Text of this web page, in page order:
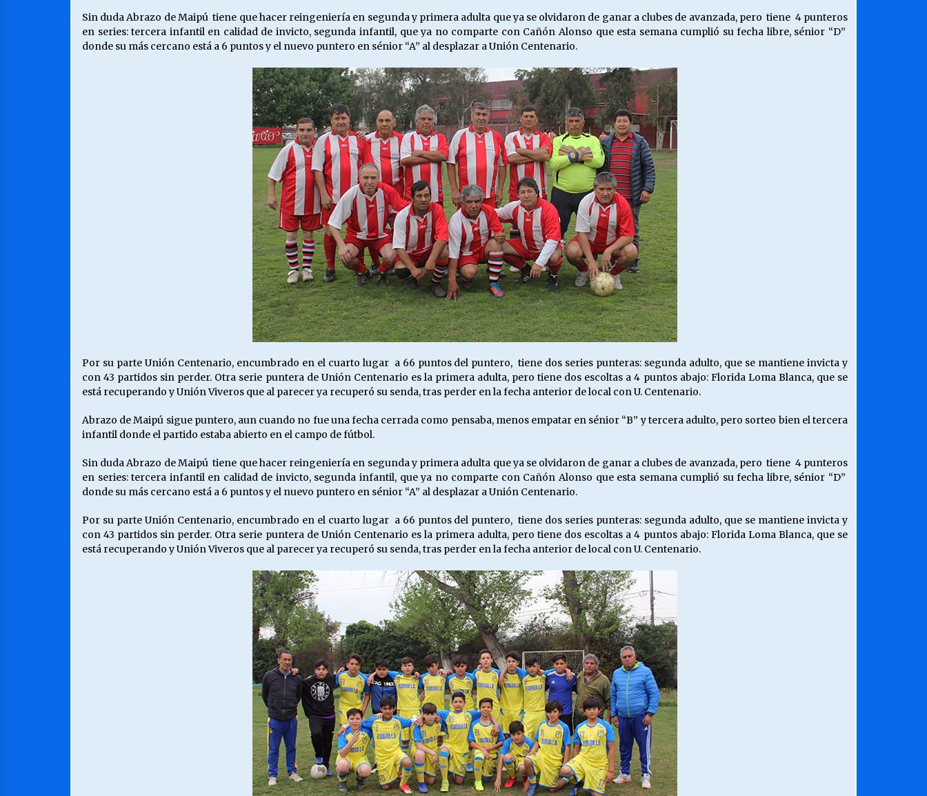
Sin duda Abrazo de Maipú tiene que hacer reingeniería en segunda y primera adulta que ya se olvidaron de ganar a clubes de avanzada, pero tiene 4 punteros
en series: tercera infantil en calidad de invicto, segunda infantil, que ya no comparte con Cañón Alonso que esta semana cumplió su fecha libre, sénior “D”
donde su más cercano está a 6 puntos y el nuevo puntero en sénior “A” al desplazar a Unión Centenario.
Por su parte Unión Centenario, encumbrado en el cuarto lugar a 66 puntos del puntero, tiene dos series punteras: segunda adulto, que se mantiene invicta y
con 43 partidos sin perder. Otra serie puntera de Unión Centenario es la primera adulta, pero tiene dos escoltas a 4 puntos abajo: Florida Loma Blanca, que se
está recuperando y Unión Viveros que al parecer ya recuperó su senda, tras perder en la fecha anterior de local con U. Centenario.
Abrazo de Maipú sigue puntero, aun cuando no fue una fecha cerrada como pensaba, menos empatar en sénior “B” y tercera adulto, pero sorteo bien el tercera
infantil donde el partido estaba abierto en el campo de fútbol.
Sin duda Abrazo de Maipú tiene que hacer reingeniería en segunda y primera adulta que ya se olvidaron de ganar a clubes de avanzada, pero tiene 4 punteros
en series: tercera infantil en calidad de invicto, segunda infantil, que ya no comparte con Cañón Alonso que esta semana cumplió su fecha libre, sénior “D”
donde su más cercano está a 6 puntos y el nuevo puntero en sénior “A” al desplazar a Unión Centenario.
Por su parte Unión Centenario, encumbrado en el cuarto lugar a 66 puntos del puntero, tiene dos series punteras: segunda adulto, que se mantiene invicta y
con 43 partidos sin perder. Otra serie puntera de Unión Centenario es la primera adulta, pero tiene dos escoltas a 4 puntos abajo: Florida Loma Blanca, que se
está recuperando y Unión Viveros que al parecer ya recuperó su senda, tras perder en la fecha anterior de local con U. Centenario.